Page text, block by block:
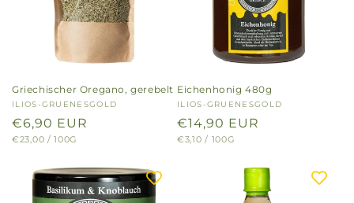
Griechischer Oregano, gerebelt
Anbieter:
ILIOS-GRUENESGOLD
Normaler
Preis
€6,90 EUR
GRUNDPREIS
€23,00 / PRO
100G
Eichenhonig 480g
Anbieter:
ILIOS-GRUENESGOLD
Normaler
Preis
€14,90 EUR
GRUNDPREIS
€3,10 / PRO
100G